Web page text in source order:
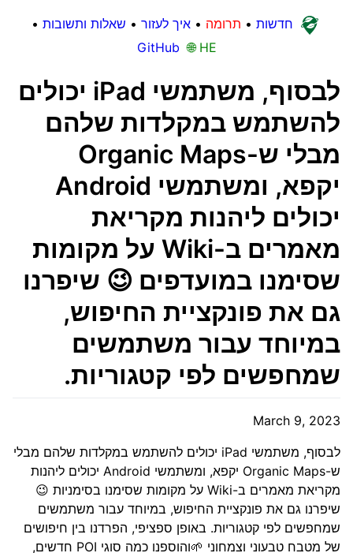
חדשות • תרומה •איך לעזור • שאלות ותשובות •
GitHub 🌐 HE
לבסוף, משתמשי iPad יכולים
להשתמש במקלדות שלהם
מבלי ש-Organic Maps
יקפא, ומשתמשי Android
יכולים ליהנות מקריאת
מאמרים ב-Wiki על מקומות
שסימנו במועדפים 😉 שיפרנו
גם את פונקציית החיפוש,
במיוחד עבור משתמשים
שמחפשים לפי קטגוריות.
March 9, 2023
לבסוף, משתמשי iPad יכולים להשתמש במקלדות שלהם מבלי
ש-Organic Maps יקפא, ומשתמשי Android יכולים ליהנות
מקריאת מאמרים ב-Wiki על מקומות שסימנו בסימניות 😉
שיפרנו גם את פונקציית החיפוש, במיוחד עבור משתמשים
שמחפשים לפי קטגוריות. באופן ספציפי, הפרדנו בין חיפושים
של מטבח טבעוני וצמחוני 🌱והוספנו כמה סוגי POI חדשים,